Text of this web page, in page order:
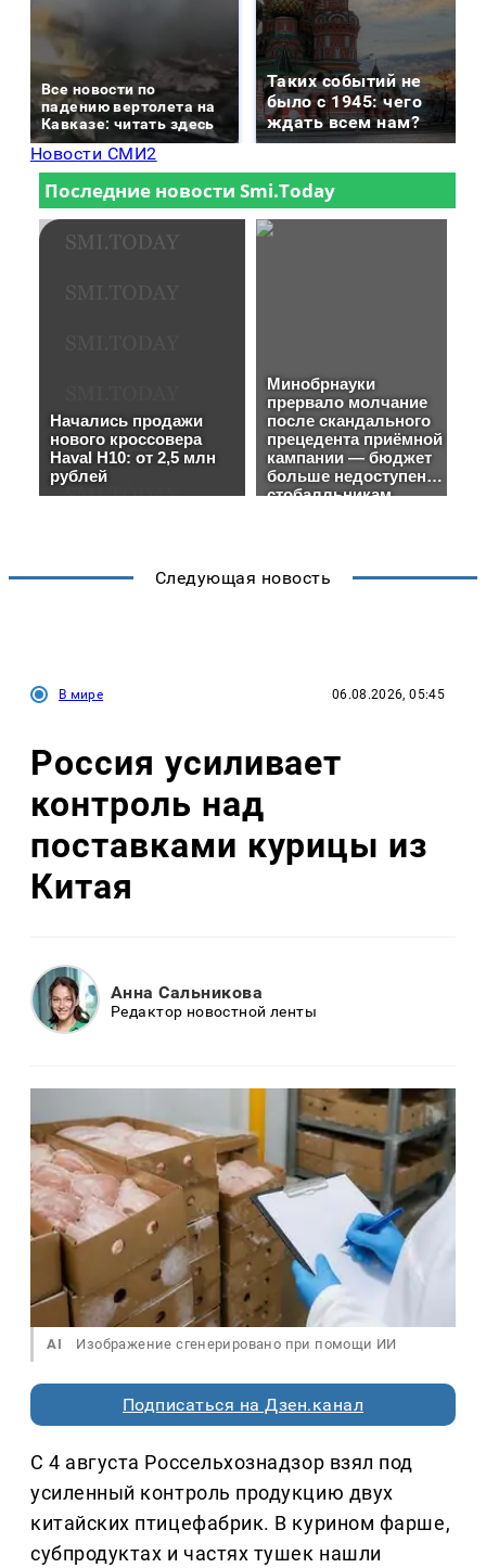
Все новости по
падению вертолета на
Кавказе: читать здесь
Таких событий не
было с 1945: чего
ждать всем нам?
Новости СМИ2
Следующая новость
В мире 06.08.2026, 05:45
Россия усиливает
контроль над
поставками курицы из
Китая
Анна Сальникова
Редактор новостной ленты
AI Изображение сгенерировано при помощи ИИ
Подписаться на Дзен.канал
С 4 августа Россельхознадзор взял под
усиленный контроль продукцию двух
китайских птицефабрик. В курином фарше,
субпродуктах и частях тушек нашли